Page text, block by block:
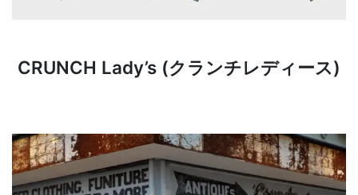
CRUNCH Lady’s (クランチレディース)